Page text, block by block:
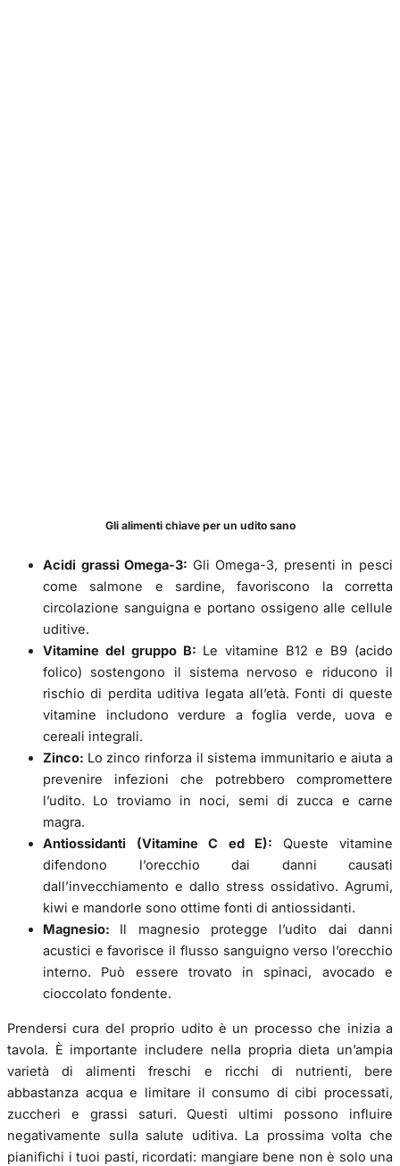
Gli alimenti chiave per un udito sano
Acidi grassi Omega-3: Gli Omega-3, presenti in pesci
come salmone e sardine, favoriscono la corretta
circolazione sanguigna e portano ossigeno alle cellule
uditive.
Vitamine del gruppo B: Le vitamine B12 e B9 (acido
folico) sostengono il sistema nervoso e riducono il
rischio di perdita uditiva legata all’età. Fonti di queste
vitamine includono verdure a foglia verde, uova e
cereali integrali.
Zinco: Lo zinco rinforza il sistema immunitario e aiuta a
prevenire infezioni che potrebbero compromettere
l’udito. Lo troviamo in noci, semi di zucca e carne
magra.
Antiossidanti (Vitamine C ed E): Queste vitamine
difendono l’orecchio dai danni causati
dall’invecchiamento e dallo stress ossidativo. Agrumi,
kiwi e mandorle sono ottime fonti di antiossidanti.
Magnesio: Il magnesio protegge l’udito dai danni
acustici e favorisce il flusso sanguigno verso l’orecchio
interno. Può essere trovato in spinaci, avocado e
cioccolato fondente.
Prendersi cura del proprio udito è un processo che inizia a
tavola. È importante includere nella propria dieta un’ampia
varietà di alimenti freschi e ricchi di nutrienti, bere
abbastanza acqua e limitare il consumo di cibi processati,
zuccheri e grassi saturi. Questi ultimi possono influire
negativamente sulla salute uditiva. La prossima volta che
pianifichi i tuoi pasti, ricordati: mangiare bene non è solo una